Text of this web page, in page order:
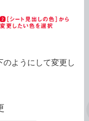
のようにして変更し